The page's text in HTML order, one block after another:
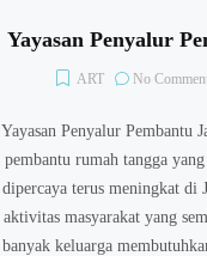
Yayasan Penyalur
ART No
Yayasan Penyalur Pembantu
pembantu rumah tangga
dipercaya terus meningkat di
aktivitas masyarakat yang
banyak keluarga